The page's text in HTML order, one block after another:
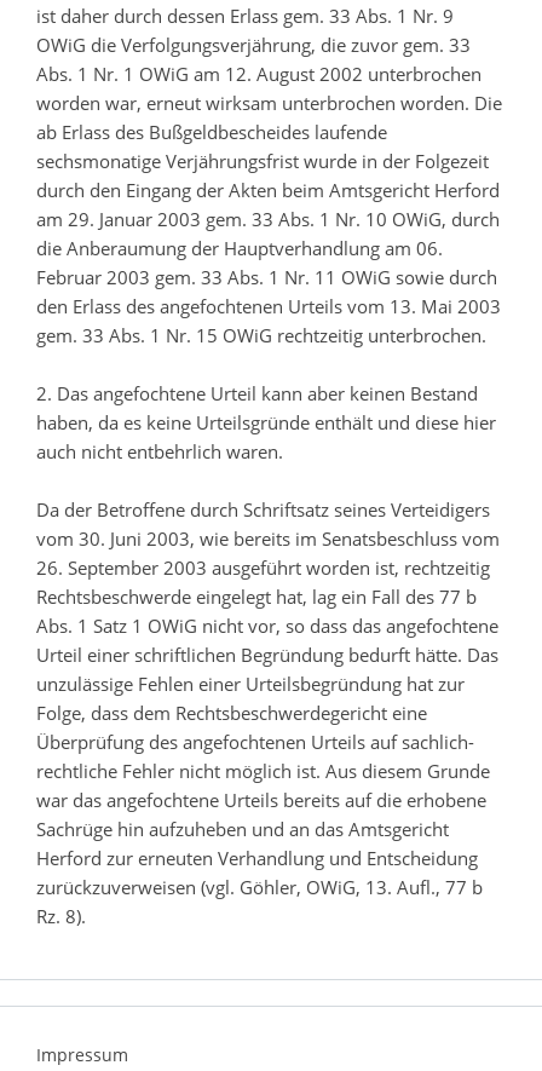
ist daher durch dessen Erlass gem. 33 Abs. 1 Nr. 9
OWiG die Verfolgungsverjährung, die zuvor gem. 33
Abs. 1 Nr. 1 OWiG am 12. August 2002 unterbrochen
worden war, erneut wirksam unterbrochen worden. Die
ab Erlass des Bußgeldbescheides laufende
sechsmonatige Verjährungsfrist wurde in der Folgezeit
durch den Eingang der Akten beim Amtsgericht Herford
am 29. Januar 2003 gem. 33 Abs. 1 Nr. 10 OWiG, durch
die Anberaumung der Hauptverhandlung am 06.
Februar 2003 gem. 33 Abs. 1 Nr. 11 OWiG sowie durch
den Erlass des angefochtenen Urteils vom 13. Mai 2003
gem. 33 Abs. 1 Nr. 15 OWiG rechtzeitig unterbrochen.
2. Das angefochtene Urteil kann aber keinen Bestand
haben, da es keine Urteilsgründe enthält und diese hier
auch nicht entbehrlich waren.
Da der Betroffene durch Schriftsatz seines Verteidigers
vom 30. Juni 2003, wie bereits im Senatsbeschluss vom
26. September 2003 ausgeführt worden ist, rechtzeitig
Rechtsbeschwerde eingelegt hat, lag ein Fall des 77 b
Abs. 1 Satz 1 OWiG nicht vor, so dass das angefochtene
Urteil einer schriftlichen Begründung bedurft hätte. Das
unzulässige Fehlen einer Urteilsbegründung hat zur
Folge, dass dem Rechtsbeschwerdegericht eine
Überprüfung des angefochtenen Urteils auf sachlich-
rechtliche Fehler nicht möglich ist. Aus diesem Grunde
war das angefochtene Urteils bereits auf die erhobene
Sachrüge hin aufzuheben und an das Amtsgericht
Herford zur erneuten Verhandlung und Entscheidung
zurückzuverweisen (vgl. Göhler, OWiG, 13. Aufl., 77 b
Rz. 8).
Impressum